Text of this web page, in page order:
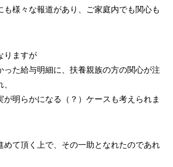
も様々な報道があり、ご家庭内でも関心も
りますが
った給与明細に、扶養親族の方の関心が注
が明らかになる（？）ケースも考えられま
めて頂く上で、その一助となれたのであれ